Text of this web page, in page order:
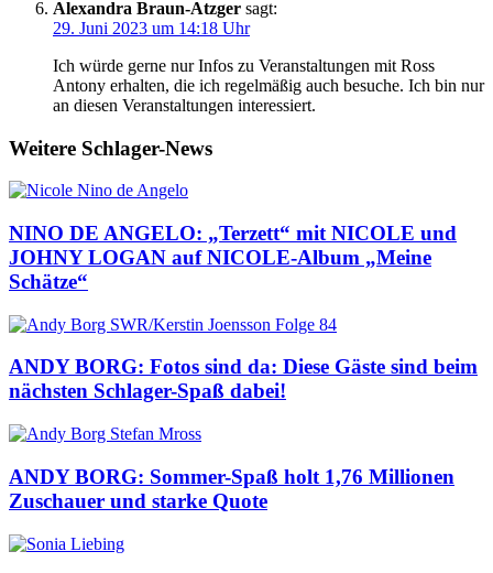
Alexandra Braun-Atzger sagt:
29. Juni 2023 um 14:18 Uhr
Ich würde gerne nur Infos zu Veranstaltungen mit Ross
Antony erhalten, die ich regelmäßig auch besuche. Ich bin nur
an diesen Veranstaltungen interessiert.
Weitere Schlager-News
NINO DE ANGELO: „Terzett“ mit NICOLE und
JOHNY LOGAN auf NICOLE-Album „Meine
Schätze“
ANDY BORG: Fotos sind da: Diese Gäste sind beim
nächsten Schlager-Spaß dabei!
ANDY BORG: Sommer-Spaß holt 1,76 Millionen
Zuschauer und starke Quote